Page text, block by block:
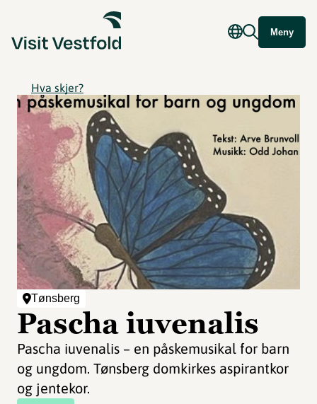
Meny
Hva skjer?
Tønsberg
Pascha iuvenalis
Pascha iuvenalis – en påskemusikal for barn
og ungdom. Tønsberg domkirkes aspirantkor
og jentekor.